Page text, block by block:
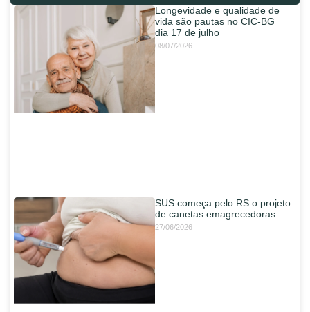
Longevidade e qualidade de
vida são pautas no CIC-BG
dia 17 de julho
08/07/2026
SUS começa pelo RS o projeto
de canetas emagrecedoras
27/06/2026